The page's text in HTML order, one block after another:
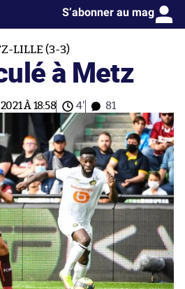
S’abonner au mag
LILLE (3-3)
à Metz
À 18:58 4' 81